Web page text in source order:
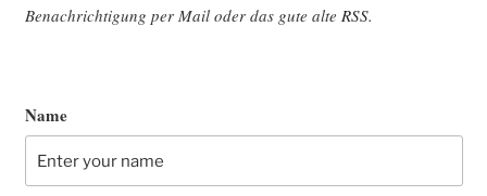
Benach­rich­ti­gung per Mail oder das gute alte RSS.
Name